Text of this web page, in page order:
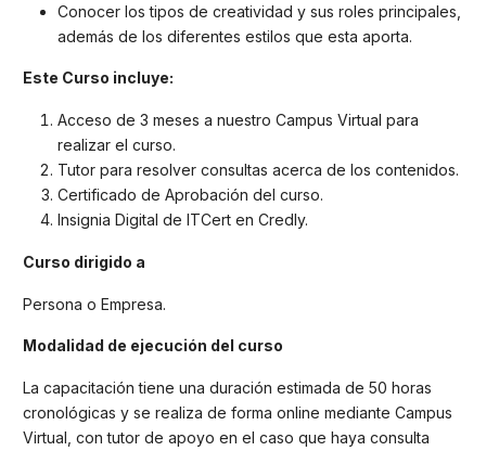
Conocer los tipos de creatividad y sus roles principales,
además de los diferentes estilos que esta aporta.
Este Curso incluye:
Acceso de 3 meses a nuestro Campus Virtual para
realizar el curso.
Tutor para resolver consultas acerca de los contenidos.
Certificado de Aprobación del curso.
Insignia Digital de ITCert en Credly.
Curso dirigido a
Persona o Empresa.
Modalidad de ejecución del curso
La capacitación tiene una duración estimada de 50 horas
cronológicas y se realiza de forma online mediante Campus
Virtual, con tutor de apoyo en el caso que haya consulta